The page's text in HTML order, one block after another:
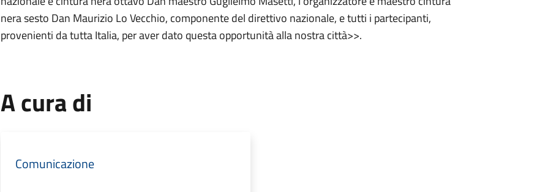
nera sesto Dan Maurizio Lo Vecchio, componente del direttivo nazionale, e tutti i partecipanti,
provenienti da tutta Italia, per aver dato questa opportunità alla nostra città>>.
A cura di
Comunicazione